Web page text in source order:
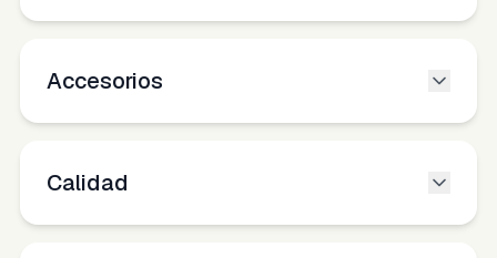
Accesorios
Calidad